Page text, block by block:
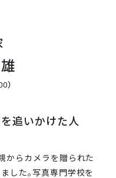
）
を追いかけた人
からカメラを贈られた
した。写真専門学校を